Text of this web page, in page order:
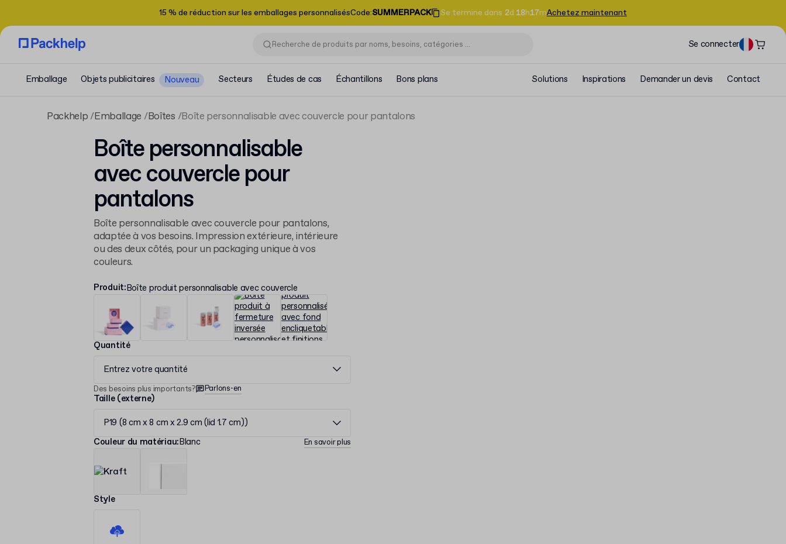
15 % de réduction sur les emballages personnalisésCode:SUMMERPACK Se termine dans 2d 18h17mAchetez maintenant
Se connecter
Emballage Objets publicitaires Nouveau Secteurs Études de cas Échantillons Bons plans Solutions Inspirations Demander un devis Contact
Packhelp Emballage Boîtes Boîte personnalisable avec couvercle pour pantalons
Boîte personnalisable
avec couvercle pour
pantalons
Boîte personnalisable avec couvercle pour pantalons,
adaptée à vos besoins. Impression extérieure, intérieure
ou des deux côtés, pour un packaging unique à vos
couleurs.
Produit:Boîte produit personnalisable avec couvercle
Quantité
Entrez votre quantité
Des besoins plus importants? Parlons-en
Taille (externe)
P19 (8 cm x 8 cm x 2.9 cm (lid 1.7 cm))
Couleur du matériau:Blanc En savoir plus
Style